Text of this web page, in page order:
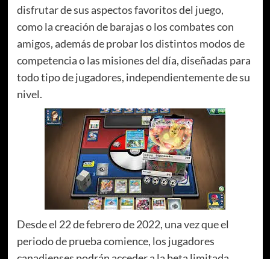
disfrutar de sus aspectos favoritos del juego,
como la creación de barajas o los combates con
amigos, además de probar los distintos modos de
competencia o las misiones del día, diseñadas para
todo tipo de jugadores, independientemente de su
nivel.
Desde el 22 de febrero de 2022, una vez que el
periodo de prueba comience, los jugadores